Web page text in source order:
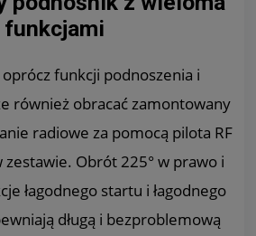
funkcjami
funkcji podnoszenia i
również obracać zamontowany
radiowe za pomocą pilota RF
zestawie. Obrót 225° w prawo i
łagodnego startu i łagodnego
długą i bezproblemową